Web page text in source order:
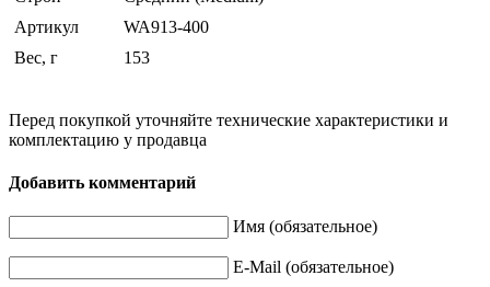
Артикул
WA913-400
Вес, г
153
Перед покупкой уточняйте технические характеристики и
комплектацию у продавца
Добавить комментарий
Имя (обязательное)
E-Mail (обязательное)